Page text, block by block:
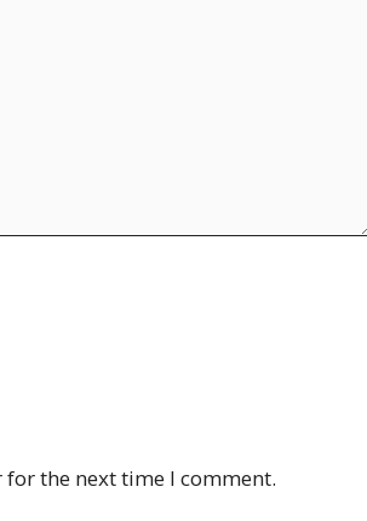
the next time I comment.